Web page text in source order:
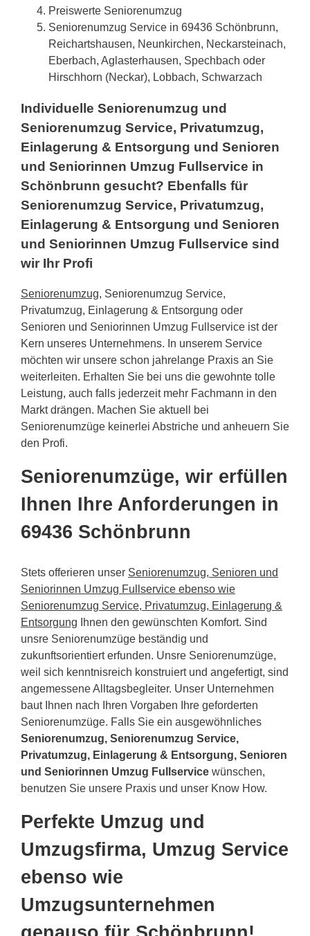
Preiswerte Seniorenumzug
Seniorenumzug Service in 69436 Schönbrunn,
Reichartshausen, Neunkirchen, Neckarsteinach,
Eberbach, Aglasterhausen, Spechbach oder
Hirschhorn (Neckar), Lobbach, Schwarzach
Individuelle Seniorenumzug und
Seniorenumzug Service, Privatumzug,
Einlagerung & Entsorgung und Senioren
und Seniorinnen Umzug Fullservice in
Schönbrunn gesucht? Ebenfalls für
Seniorenumzug Service, Privatumzug,
Einlagerung & Entsorgung und Senioren
und Seniorinnen Umzug Fullservice sind
wir Ihr Profi
Seniorenumzug, Seniorenumzug Service,
Privatumzug, Einlagerung & Entsorgung oder
Senioren und Seniorinnen Umzug Fullservice ist der
Kern unseres Unternehmens. In unserem Service
möchten wir unsere schon jahrelange Praxis an Sie
weiterleiten. Erhalten Sie bei uns die gewohnte tolle
Leistung, auch falls jederzeit mehr Fachmann in den
Markt drängen. Machen Sie aktuell bei
Seniorenumzüge keinerlei Abstriche und anheuern Sie
den Profi.
Seniorenumzüge, wir erfüllen
Ihnen Ihre Anforderungen in
69436 Schönbrunn
Stets offerieren unser Seniorenumzug, Senioren und
Seniorinnen Umzug Fullservice ebenso wie
Seniorenumzug Service, Privatumzug, Einlagerung &
Entsorgung Ihnen den gewünschten Komfort. Sind
unsre Seniorenumzüge beständig und
zukunftsorientiert erfunden. Unsre Seniorenumzüge,
weil sich kenntnisreich konstruiert und angefertigt, sind
angemessene Alltagsbegleiter. Unser Unternehmen
baut Ihnen nach Ihren Vorgaben Ihre geforderten
Seniorenumzüge. Falls Sie ein ausgewöhnliches
Seniorenumzug, Seniorenumzug Service,
Privatumzug, Einlagerung & Entsorgung, Senioren
und Seniorinnen Umzug Fullservice wünschen,
benutzen Sie unsere Praxis und unser Know How.
Perfekte Umzug und
Umzugsfirma, Umzug Service
ebenso wie
Umzugsunternehmen